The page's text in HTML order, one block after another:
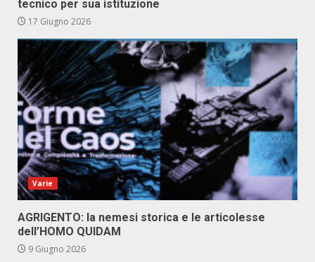
tecnico per sua istituzione
17 Giugno 2026
Varie
AGRIGENTO: la nemesi storica e le articolesse
dell’HOMO QUIDAM
9 Giugno 2026